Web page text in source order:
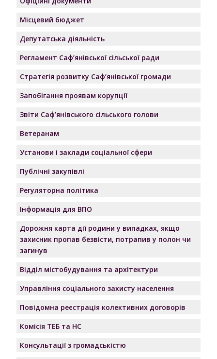
Місцевий бюджет
Депутатська діяльність
Регламент Саф’янівської сільської ради
Стратегія розвитку Саф’янівської громади
Запобігання проявам корупції
Звіти Саф’янівського сільського голови
Ветеранам
Установи і заклади соціальної сфери
Публічні закупівлі
Регуляторна політика
Інформація для ВПО
Дорожня карта дії родини у випадках, якщо
захисник пропав безвісти, потрапив у полон чи
загинув
Відділ містобудування та архітектури
Управління соціального захисту населення
Повідомна реєстрація колективних договорів
Комісія ТЕБ та НС
Консультації з громадськістю